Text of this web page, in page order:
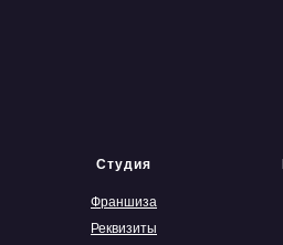
Студия
Франшиза
Реквизиты